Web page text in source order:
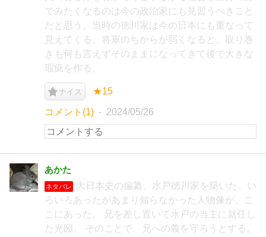
でみたくなるのは今の政治家にも見習うべきこと
だと思う。当時の徳川家は今の日本にも重なって
見えてくる。将軍のちからが弱くなると、取り巻
きも何も言えずそのままになってきて後で大きな
瑕疵を作る。
ナイス ★15
コメント(1) 2024/05/26
あかた
ネタバレ
大日本史の編纂、水戸徳川家を築いた、い
ろいろあったがあまり知らなかった人物像が、こ
こにあった。 兄を差し置いて水戸の当主に就任し
た光圀。 そのことで、兄への義を守ろうとする。